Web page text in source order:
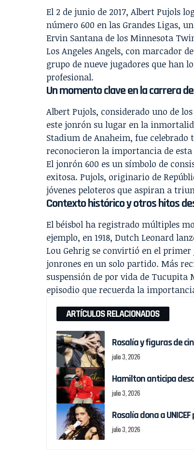
El 2 de junio de 2017, Albert Pujols
número 600 en las Grandes Ligas,
Ervin Santana de los Minnesota
Los Angeles Angels, con marcador
grupo de nueve jugadores que han
profesional.
Un momento clave en la carrera
Albert Pujols, considerado uno de
este jonrón su lugar en la
Stadium de Anaheim, fue
reconocieron la importancia de
El jonrón 600 es un símbolo de
exitosa. Pujols, originario de
jóvenes peloteros que aspiran a
Contexto histórico y otros hitos
El béisbol ha registrado múltiples
ejemplo, en 1918, Dutch Leonard
Lou Gehrig se convirtió en el
jonrones en un solo partido. Más
suspensión de por vida de Tucupita
episodio que recuerda la
ARTÍCULOS RELACIONADOS
Rosalía y figuras de
julio 3, 2026
Hamilton anticipa
julio 3, 2026
Rosalía dona a
julio 3, 2026